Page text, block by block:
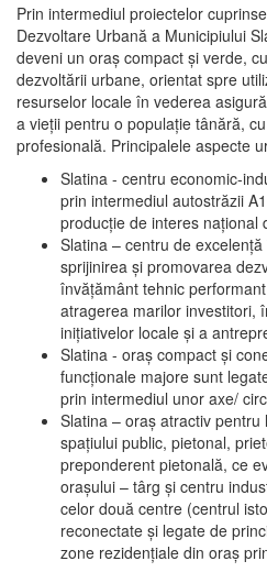
Prin intermediul proiectelor
Dezvoltare Urbană a Municipiului
deveni un oraş compact şi verde,
dezvoltării urbane, orientat spre
resurselor locale în vederea
a vieţii pentru o populaţie tânără,
profesională. Principalele aspecte
Slatina - centru economic-
prin intermediul autostrăzii
producţie de interes naţional
Slatina – centru de
sprijinirea şi promovarea
învăţământ tehnic
atragerea marilor investitori,
iniţiativelor locale şi a
Slatina - oraş compact şi
funcţionale majore sunt
prin intermediul unor axe/
Slatina – oraş atractiv
spaţiului public, pietonal,
preponderent pietonală, ce
oraşului – târg şi centru
celor două centre (centrul
reconectate şi legate de
zone rezidenţiale din oraş